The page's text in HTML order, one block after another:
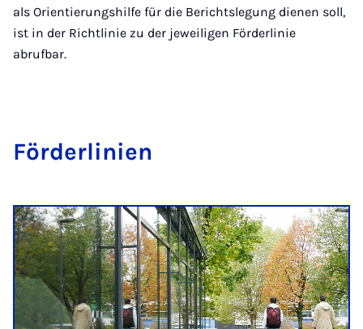
als Orientierungshilfe für die Berichtslegung dienen soll,
ist in der Richtlinie zu der jeweiligen Förderlinie
abrufbar.
För­der­li­ni­en